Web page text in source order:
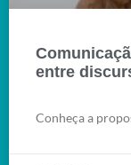
entre
Conheça a